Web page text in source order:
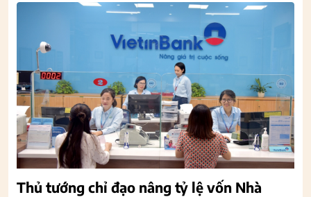
Thủ tướng chỉ đạo nâng tỷ lệ vốn Nhà